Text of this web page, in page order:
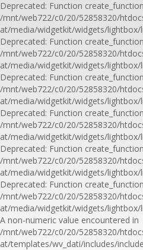
Deprecated: Function
/mnt/web722/c0/20/52858320/
at/media/widgetkit/widgets/lightbox/
Deprecated: Function
/mnt/web722/c0/20/52858320/
at/media/widgetkit/widgets/lightbox/
Deprecated: Function
/mnt/web722/c0/20/52858320/
at/media/widgetkit/widgets/lightbox/
Deprecated: Function
/mnt/web722/c0/20/52858320/
at/media/widgetkit/widgets/lightbox/
Deprecated: Function
/mnt/web722/c0/20/52858320/
at/media/widgetkit/widgets/lightbox/
Deprecated: Function
/mnt/web722/c0/20/52858320/
at/media/widgetkit/widgets/lightbox/
A non-numeric value encountered in
/mnt/web722/c0/20/52858320/
at/templates/wv_dati/includes/